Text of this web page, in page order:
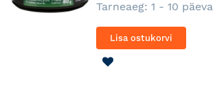
Tarneaeg: 1 - 10 päeva
Lisa ostukorvi